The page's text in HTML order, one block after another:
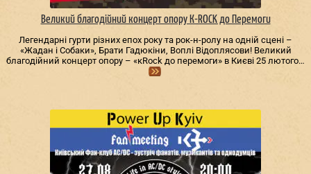
Великий благодійний концерт опору К-ROCK до Перемоги
Легендарні гурти різних епох року та рок-н-ролу на одній сцені –
«Жадан і Собаки», Брати Гадюкіни, Воплі Відоплясови! Великий
благодійний концерт опору – «кRock до перемоги» в Києві 25 лютого…